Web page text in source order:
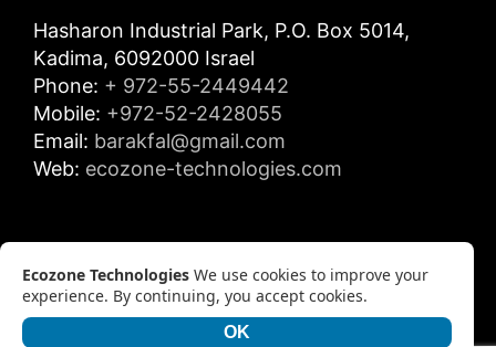
Hasharon Industrial Park, P.O. Box 5014,
Kadima, 6092000 Israel
Phone: + 972-55-2449442
Mobile: +972-52-2428055
Email: barakfal@gmail.com
Web: ecozone-technologies.com
Ecozone Technologies We use cookies to improve your
experience. By continuing, you accept cookies.
OK